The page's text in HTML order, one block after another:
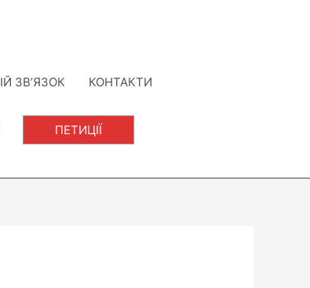
ЗВ’ЯЗОК КОНТАКТИ
ПЕТИЦІЇ